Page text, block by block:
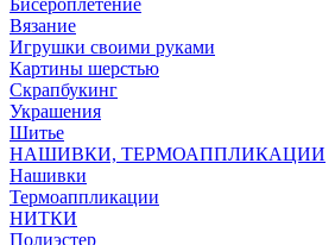
Бисероплетение
Вязание
Игрушки своими руками
Картины шерстью
Скрапбукинг
Украшения
Шитье
НАШИВКИ, ТЕРМОАППЛИКАЦИИ
Нашивки
Термоаппликации
НИТКИ
Полиэстер